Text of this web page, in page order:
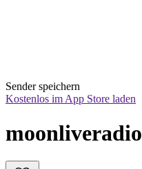
Sender speichern
Kostenlos im App Store laden
moonliveradio